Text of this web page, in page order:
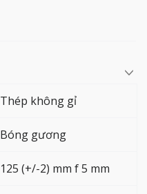
Thép không gỉ
Bóng gương
125 (+/-2) mm f 5 mm